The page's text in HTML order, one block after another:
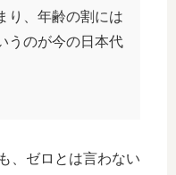
り、年齢の割には
うのが今の日本代
、ゼロとは言わない